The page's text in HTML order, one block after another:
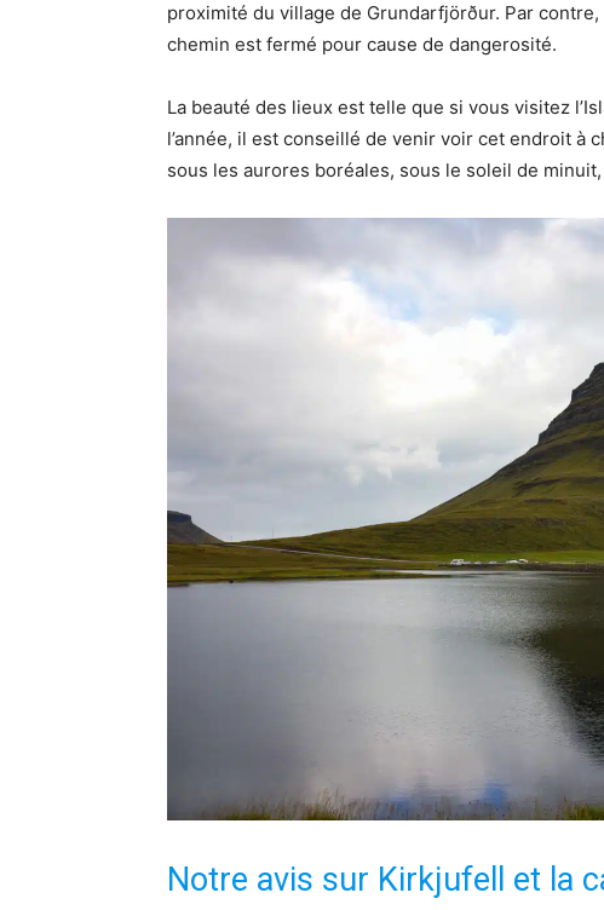
proximité du village de Grundarfjörður. Par
chemin est fermé pour cause de dangerosité.
La beauté des lieux est telle que si vous visitez
l’année, il est conseillé de venir voir cet endroit à
sous les aurores boréales, sous le soleil de
Notre avis sur Kirkjufell et la